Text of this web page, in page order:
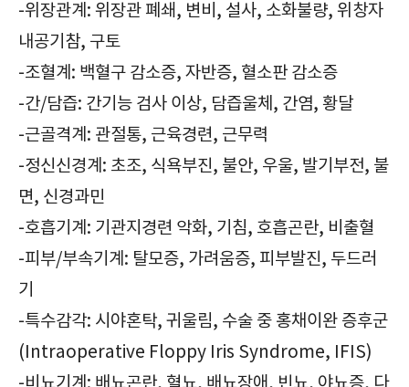
-위장관계: 위장관 폐쇄, 변비, 설사, 소화불량, 위창자
내공기참, 구토
-조혈계: 백혈구 감소증, 자반증, 혈소판 감소증
-간/담즙: 간기능 검사 이상, 담즙울체, 간염, 황달
-근골격계: 관절통, 근육경련, 근무력
-정신신경계: 초조, 식욕부진, 불안, 우울, 발기부전, 불
면, 신경과민
-호흡기계: 기관지경련 악화, 기침, 호흡곤란, 비출혈
-피부/부속기계: 탈모증, 가려움증, 피부발진, 두드러
기
-특수감각: 시야혼탁, 귀울림, 수술 중 홍채이완 증후군
(Intraoperative Floppy Iris Syndrome, IFIS)